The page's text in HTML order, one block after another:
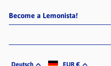
Become a Lemonista!
Deutsch EUR €